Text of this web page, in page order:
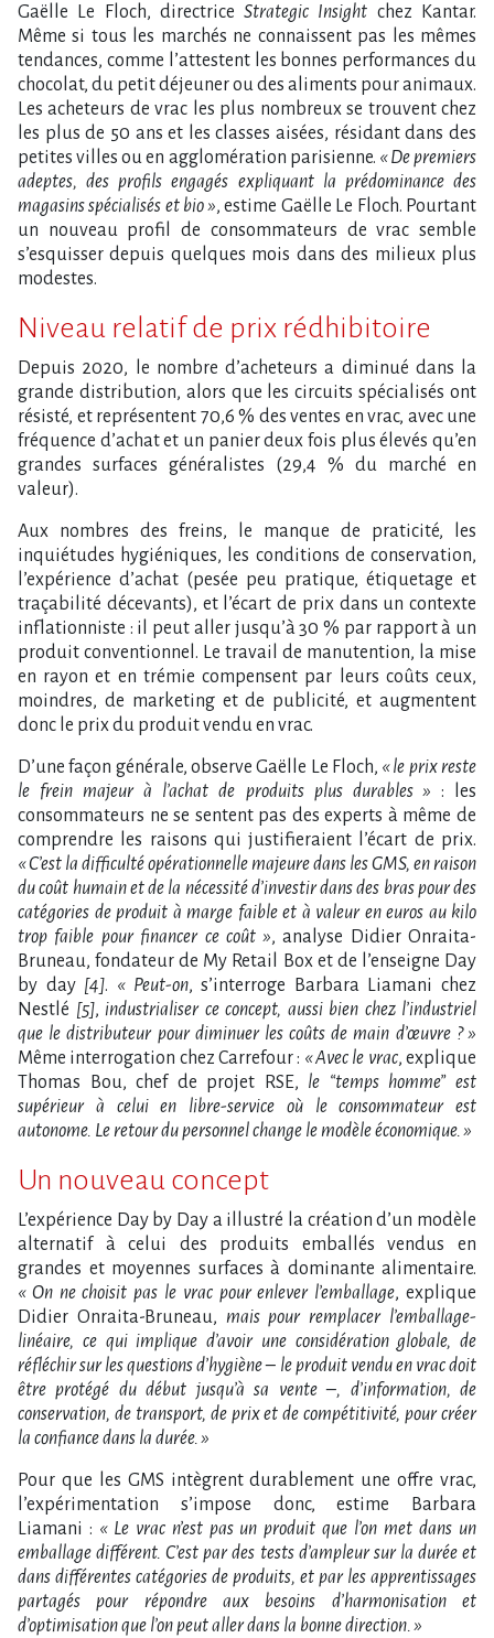
Gaëlle Le Floch, directrice Strategic Insight chez Kantar.
Même si tous les marchés ne connaissent pas les mêmes
tendances, comme l’attestent les bonnes performances du
chocolat, du petit déjeuner ou des aliments pour animaux.
Les acheteurs de vrac les plus nombreux se trouvent chez
les plus de 50 ans et les classes aisées, résidant dans des
petites villes ou en agglomération parisienne. « De premiers
adeptes, des profils engagés expliquant la prédominance des
magasins spécialisés et bio », estime Gaëlle Le Floch. Pourtant
un nouveau profil de consommateurs de vrac semble
s’esquisser depuis quelques mois dans des milieux plus
modestes.
Niveau relatif de prix rédhibitoire
Depuis 2020, le nombre d’acheteurs a diminué dans la
grande distribution, alors que les circuits spécialisés ont
résisté, et représentent 70,6 % des ventes en vrac, avec une
fréquence d’achat et un panier deux fois plus élevés qu’en
grandes surfaces généralistes (29,4 % du marché en
valeur).
Aux nombres des freins, le manque de praticité, les
inquiétudes hygiéniques, les conditions de conservation,
l’expérience d’achat (pesée peu pratique, étiquetage et
traçabilité décevants), et l’écart de prix dans un contexte
inflationniste : il peut aller jusqu’à 30 % par rapport à un
produit conventionnel. Le travail de manutention, la mise
en rayon et en trémie compensent par leurs coûts ceux,
moindres, de marketing et de publicité, et augmentent
donc le prix du produit vendu en vrac.
D’une façon générale, observe Gaëlle Le Floch, « le prix reste
le frein majeur à l’achat de produits plus durables » : les
consommateurs ne se sentent pas des experts à même de
comprendre les raisons qui justifieraient l’écart de prix.
« C’est la difficulté opérationnelle majeure dans les GMS, en raison
du coût humain et de la nécessité d’investir dans des bras pour des
catégories de produit à marge faible et à valeur en euros au kilo
trop faible pour financer ce coût », analyse Didier Onraita-
Bruneau, fondateur de My Retail Box et de l’enseigne Day
by day[4]. « Peut-on, s’interroge Barbara Liamani chez
Nestlé [5], industrialiser ce concept, aussi bien chez l’industriel
que le distributeur pour diminuer les coûts de main d’œuvre ? »
Même interrogation chez Carrefour : « Avec le vrac, explique
Thomas Bou, chef de projet RSE, le “temps homme” est
supérieur à celui en libre-service où le consommateur est
autonome. Le retour du personnel change le modèle économique. »
Un nouveau concept
L’expérience Day by Day a illustré la création d’un modèle
alternatif à celui des produits emballés vendus en
grandes et moyennes surfaces à dominante alimentaire.
« On ne choisit pas le vrac pour enlever l’emballage, explique
Didier Onraita-Bruneau, mais pour remplacer l’emballage-
linéaire, ce qui implique d’avoir une considération globale, de
réfléchir sur les questions d’hygiène – le produit vendu en vrac doit
être protégé du début jusqu’à sa vente –, d’information, de
conservation, de transport, de prix et de compétitivité, pour créer
la confiance dans la durée. »
Pour que les GMS intègrent durablement une offre vrac,
l’expérimentation s’impose donc, estime Barbara
Liamani : « Le vrac n’est pas un produit que l’on met dans un
emballage différent. C’est par des tests d’ampleur sur la durée et
dans différentes catégories de produits, et par les apprentissages
partagés pour répondre aux besoins d’harmonisation et
d’optimisation que l’on peut aller dans la bonne direction. »